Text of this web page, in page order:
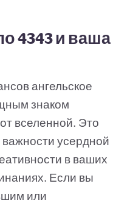
4343 и ваша
ангельское
знаком
вселенной. Это
усердной
в ваших
Если вы
или